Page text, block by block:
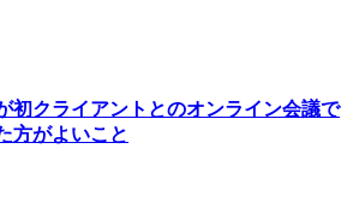
初クライアントとのオンライン会議で
方がよいこと